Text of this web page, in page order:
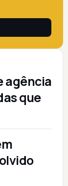
agência
que